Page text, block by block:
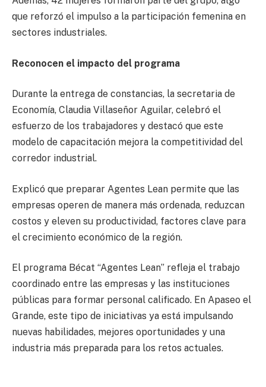
que reforzó el impulso a la participación femenina en
sectores industriales.
Reconocen el impacto del programa
Durante la entrega de constancias, la secretaria de
Economía, Claudia Villaseñor Aguilar, celebró el
esfuerzo de los trabajadores y destacó que este
modelo de capacitación mejora la competitividad del
corredor industrial.
Explicó que preparar Agentes Lean permite que las
empresas operen de manera más ordenada, reduzcan
costos y eleven su productividad, factores clave para
el crecimiento económico de la región.
El programa Bécat “Agentes Lean” refleja el trabajo
coordinado entre las empresas y las instituciones
públicas para formar personal calificado. En Apaseo el
Grande, este tipo de iniciativas ya está impulsando
nuevas habilidades, mejores oportunidades y una
industria más preparada para los retos actuales.